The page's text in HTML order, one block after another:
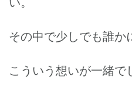
その中で少しでも誰か
こういう想いが一緒で